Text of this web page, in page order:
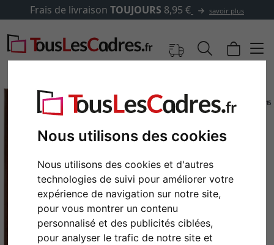
Nous utilisons des cookies
Nous utilisons des cookies et d'autres
technologies de suivi pour améliorer votre
expérience de navigation sur notre site,
pour vous montrer un contenu
personnalisé et des publicités ciblées,
pour analyser le trafic de notre site et
Frais de livraison TOUJOURS 8,95 € savoir plus
Retour